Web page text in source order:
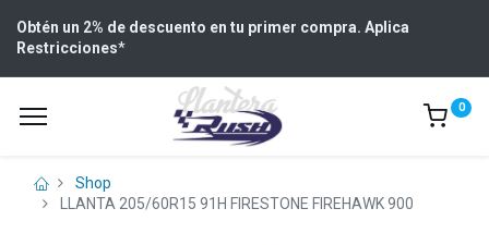
Obtén un 2% de descuento en tu primer compra. Aplica
Restricciones*
0
Shop
LLANTA 205/60R15 91H FIRESTONE FIREHAWK 900